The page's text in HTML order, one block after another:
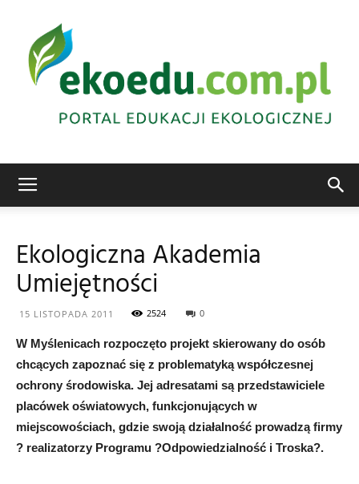
Abrys
Ekologiczna Akademia
Umiejętności
15 LISTOPADA 2011 2524 0
W Myślenicach rozpoczęto projekt skierowany do osób
chcących zapoznać się z problematyką współczesnej
ochrony środowiska. Jej adresatami są przedstawiciele
placówek oświatowych, funkcjonujących w
miejscowościach, gdzie swoją działalność prowadzą firmy
? realizatorzy Programu ?Odpowiedzialność i Troska?.